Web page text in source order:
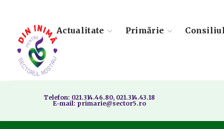
Actualitate Primărie
Telefon: 021.314.46.80, 021.314.43.18
E-mail: primarie@sector5.ro